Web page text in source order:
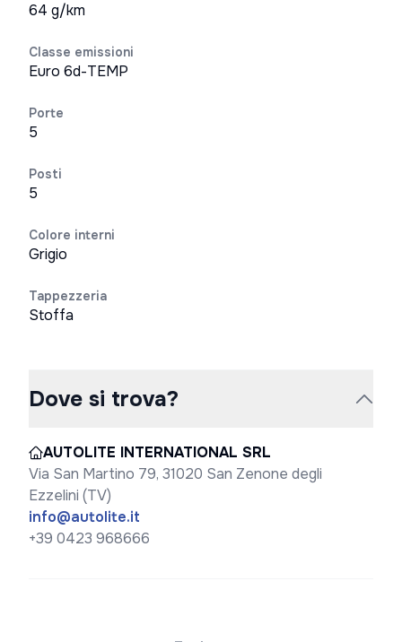
64 g/km
Classe emissioni
Euro 6d-TEMP
Porte
5
Posti
5
Colore interni
Grigio
Tappezzeria
Stoffa
Dove si trova?
AUTOLITE INTERNATIONAL SRL
Via San Martino 79, 31020 San Zenone degli
Ezzelini (TV)
info@autolite.it
+39 0423 968666